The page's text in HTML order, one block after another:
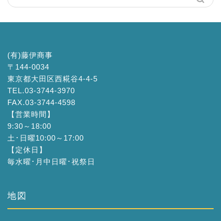
(有)藤伊商事
〒144-0034
東京都大田区西糀谷4-4-5
TEL.03-3744-3970
FAX.03-3744-4598
【営業時間】
9:30～18:00
土･日曜10:00～17:00
【定休日】
毎水曜･月中日曜･祝祭日
地図